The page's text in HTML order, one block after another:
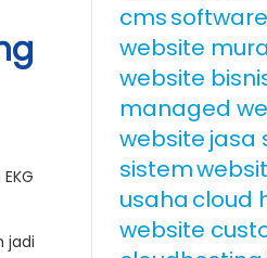
jadi
cmssoftware
website
website
managed
website jasa
sistem
usaha cloud
website